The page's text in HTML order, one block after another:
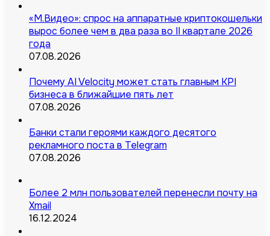
«М.Видео»: спрос на аппаратные криптокошельки
вырос более чем в два раза во II квартале 2026
года
07.08.2026
Почему AI Velocity может стать главным KPI
бизнеса в ближайшие пять лет
07.08.2026
Банки стали героями каждого десятого
рекламного поста в Telegram
07.08.2026
Более 2 млн пользователей перенесли почту на
Xmail
16.12.2024